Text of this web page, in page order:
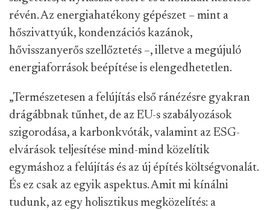
révén. Az energiahatékony gépészet – mint a
hőszivattyúk, kondenzációs kazánok,
hővisszanyerős szellőztetés –, illetve a megújuló
energiaforrások beépítése is elengedhetetlen.
„Természetesen a felújítás első ránézésre gyakran
drágábbnak tűnhet, de az EU-s szabályozások
szigorodása, a karbonkvóták, valamint az ESG-
elvárások teljesítése mind-mind közelítik
egymáshoz a felújítás és az új építés költségvonalát.
És ez csak az egyik aspektus. Amit mi kínálni
tudunk, az egy holisztikus megközelítés: a